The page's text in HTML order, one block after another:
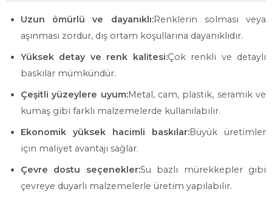
Uzun ömürlü ve dayanıklı:Renklerin solması veya
aşınması zordur, dış ortam koşullarına dayanıklıdır.
Yüksek detay ve renk kalitesi:Çok renkli ve detaylı
baskılar mümkündür.
Çeşitli yüzeylere uyum:Metal, cam, plastik, seramik ve
kumaş gibi farklı malzemelerde kullanılabilir.
Ekonomik yüksek hacimli baskılar:Büyük üretimler
için maliyet avantajı sağlar.
Çevre dostu seçenekler:Su bazlı mürekkepler gibi
çevreye duyarlı malzemelerle üretim yapılabilir.